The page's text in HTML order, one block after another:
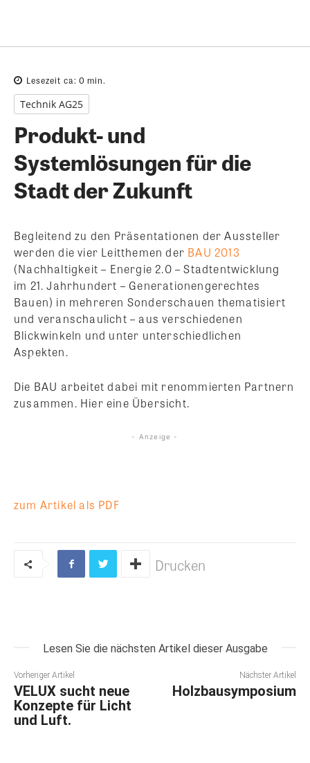
Lesezeit ca: 0 min.
Technik AG25
Produkt- und
Systemlösungen für die
Stadt der Zukunft
Begleitend zu den Präsentationen der Aussteller
werden die vier Leitthemen der BAU 2013
(Nachhaltigkeit – Energie 2.0 – Stadtentwicklung
im 21. Jahrhundert – Generationengerechtes
Bauen) in mehreren Sonderschauen thematisiert
und veranschaulicht – aus verschiedenen
Blickwinkeln und unter unterschiedlichen
Aspekten.
Die BAU arbeitet dabei mit renommierten Partnern
zusammen. Hier eine Übersicht.
- Anzeige -
zum Artikel als PDF
Drucken
Lesen Sie die nächsten Artikel dieser Ausgabe
Vorheriger Artikel
VELUX sucht neue
Konzepte für Licht
und Luft.
Nächster Artikel
Holzbausymposium